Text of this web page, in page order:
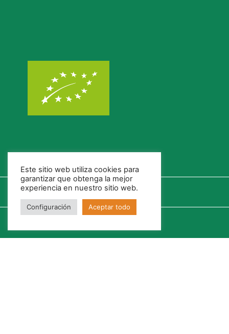
Este sitio web utiliza cookies para
garantizar que obtenga la mejor
experiencia en nuestro sitio web.
Configuración Aceptar todo